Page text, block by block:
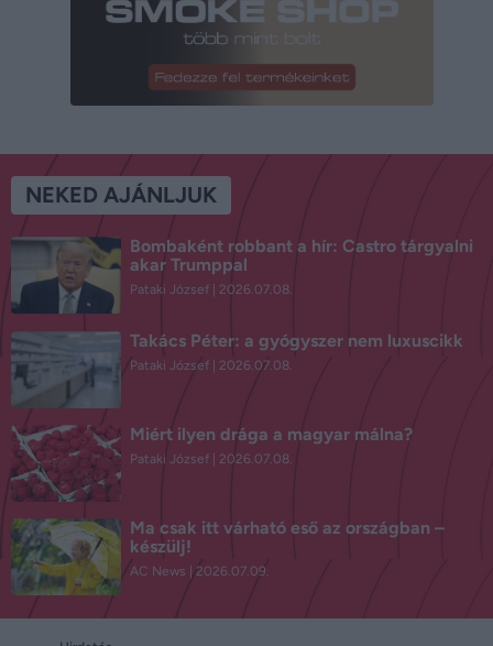
NEKED AJÁNLJUK
Bombaként robbant a hír: Castro tárgyalni
akar Trumppal
Pataki József 2026.07.08.
Takács Péter: a gyógyszer nem luxuscikk
Pataki József 2026.07.08.
Miért ilyen drága a magyar málna?
Pataki József 2026.07.08.
Ma csak itt várható eső az országban –
készülj!
AC News 2026.07.09.